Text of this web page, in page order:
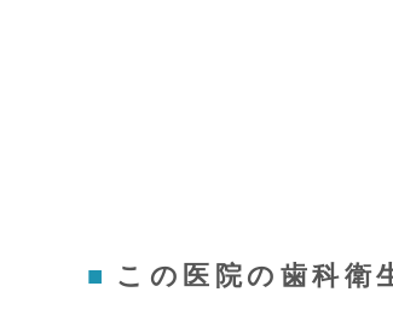
この医院の歯科衛